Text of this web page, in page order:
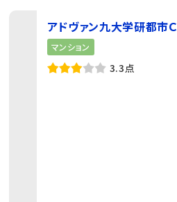
アドヴァン九大学研都市Ｃ
マンション
3.3点